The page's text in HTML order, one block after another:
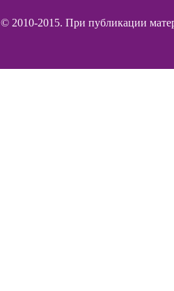
© 2010-2015. При публикации